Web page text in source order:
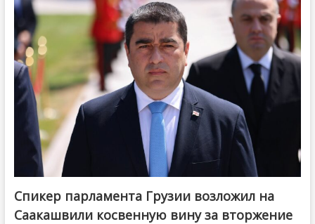
Спикер парламента Грузии возложил на
Саакашвили косвенную вину за вторжение